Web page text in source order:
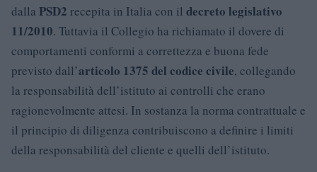
dalla PSD2 recepita in Italia con il decreto legislativo
11/2010. Tuttavia il Collegio ha richiamato il dovere di
comportamenti conformi a correttezza e buona fede
previsto dall’articolo 1375 del codice civile, collegando
la responsabilità dell’istituto ai controlli che erano
ragionevolmente attesi. In sostanza la norma contrattuale e
il principio di diligenza contribuiscono a definire i limiti
della responsabilità del cliente e quelli dell’istituto.